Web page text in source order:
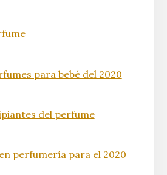
para bebé del 2020
del perfume
perfumería para el 2020